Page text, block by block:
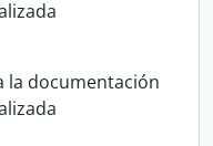
la documentación